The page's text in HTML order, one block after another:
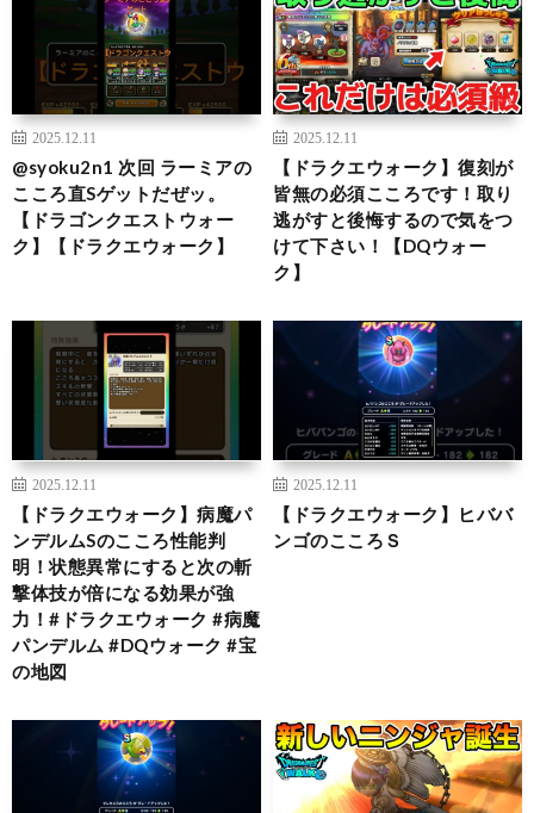
2025.12.11
@syoku2n1 次回 ラーミアの
こころ直Sゲットだぜッ。
【ドラゴンクエストウォー
ク】【ドラクエウォーク】
2025.12.11
【ドラクエウォーク】復刻が
皆無の必須こころです！取り
逃がすと後悔するので気をつ
けて下さい！【DQウォー
ク】
2025.12.11
【ドラクエウォーク】病魔パ
ンデルムSのこころ性能判
明！状態異常にすると次の斬
撃体技が倍になる効果が強
力！#ドラクエウォーク #病魔
パンデルム #DQウォーク #宝
の地図
2025.12.11
【ドラクエウォーク】ヒババ
ンゴのこころＳ